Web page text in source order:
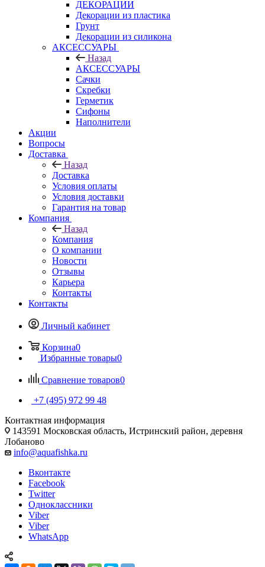
ДЕКОРАЦИИ
Декорации из пластика
Грунт
Декорации из силикона
АКСЕССУАРЫ
Назад
АКСЕССУАРЫ
Сачки
Скребки
Герметик
Сифоны
Наполнители
Акции
Вопросы
Доставка
Назад
Доставка
Условия оплаты
Условия доставки
Гарантия на товар
Компания
Назад
Компания
О компании
Новости
Отзывы
Карьера
Контакты
Контакты
Личный кабинет
Корзина0
Избранные товары0
Сравнение товаров0
+7 (495) 972 99 48
Контактная информация
143591 Московская область, Истринский район, деревня
Лобаново
info@aquafishka.ru
Вконтакте
Facebook
Twitter
Одноклассники
Viber
Viber
WhatsApp